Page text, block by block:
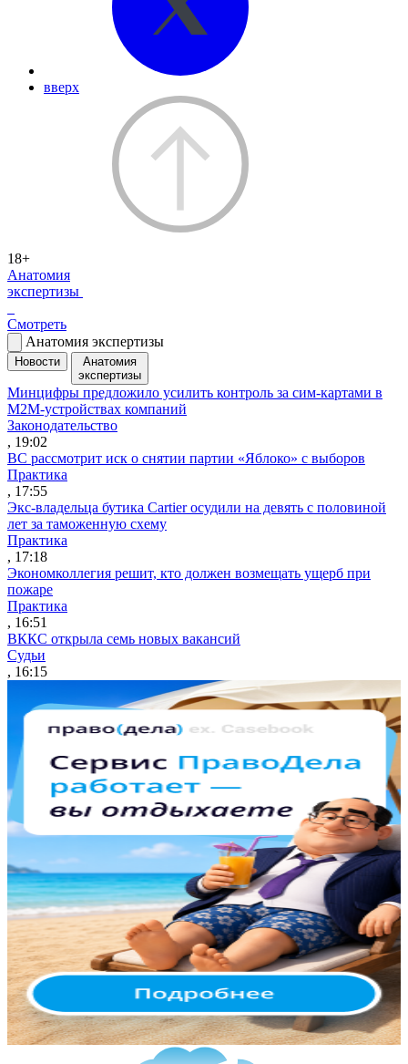
вверх
18+
Анатомия
экспертизы
Смотреть
Анатомия экспертизы
Новости
Анатомия
экспертизы
Минцифры предложило усилить контроль за сим-картами в
M2M-устройствах компаний
Законодательство
, 19:02
ВС рассмотрит иск о снятии партии «Яблоко» с выборов
Практика
, 17:55
Экс-владельца бутика Cartier осудили на девять с половиной
лет за таможенную схему
Практика
, 17:18
Экономколлегия решит, кто должен возмещать ущерб при
пожаре
Практика
, 16:51
ВККС открыла семь новых вакансий
Судьи
, 16:15